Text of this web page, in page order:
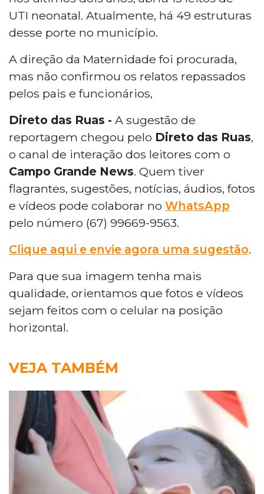
UTI neonatal. Atualmente, há 49 estruturas
desse porte no município.
A direção da Maternidade foi procurada,
mas não confirmou os relatos repassados
pelos pais e funcionários,
Direto das Ruas - A sugestão de
reportagem chegou pelo Direto das Ruas,
o canal de interação dos leitores com o
Campo Grande News. Quem tiver
flagrantes, sugestões, notícias, áudios, fotos
e vídeos pode colaborar no WhatsApp
pelo número (67) 99669-9563.
Clique aqui e envie agora uma sugestão.
Para que sua imagem tenha mais
qualidade, orientamos que fotos e vídeos
sejam feitos com o celular na posição
horizontal.
VEJA TAMBÉM